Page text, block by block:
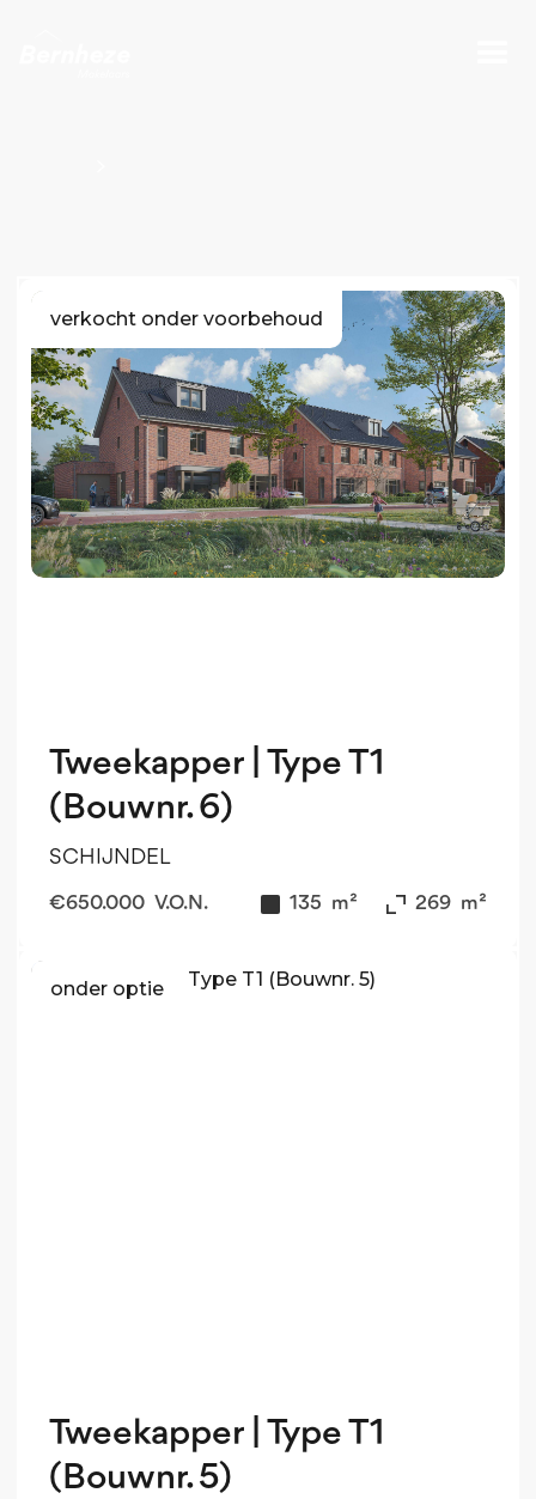
verkocht onder voorbehoud
Tweekapper | Type T1
(Bouwnr. 6)
SCHIJNDEL
€650.000 V.O.N. 135 m² 269 m²
onder optie
Tweekapper | Type T1
(Bouwnr. 5)